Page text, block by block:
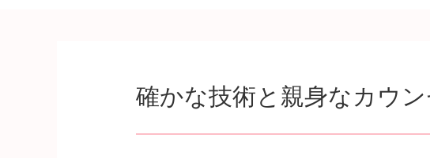
確かな技術と親身なカウ